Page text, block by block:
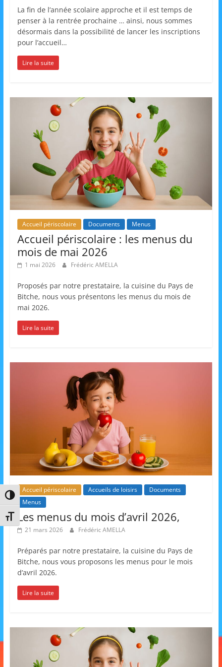
Passer en contraste élevé
Changer la taille de la police
a
n
s
l
e
C
L
é
A
!
La fin de l’année scolaire approche et il est temps de
penser à la rentrée prochaine … ainsi, nous sommes
désormais dans la possibilité de lancer les inscriptions
pour l’accueil…
Lire la suite
Accueil périscolaire Documents Menus
Accueil périscolaire : les menus du
mois de mai 2026
1 mai 2026 Frédéric AMELLA
Proposés par notre prestataire, la cuisine du Pays de
Bitche, nous vous présentons les menus du mois de
mai 2026.
Lire la suite
Accueil périscolaire Accueils de loisirs
Documents
Menus
Les menus du mois d’avril 2026,
21 mars 2026 Frédéric AMELLA
Préparés par notre prestataire, la cuisine du Pays de
Bitche, nous vous proposons les menus pour le mois
d’avril 2026.
Lire la suite